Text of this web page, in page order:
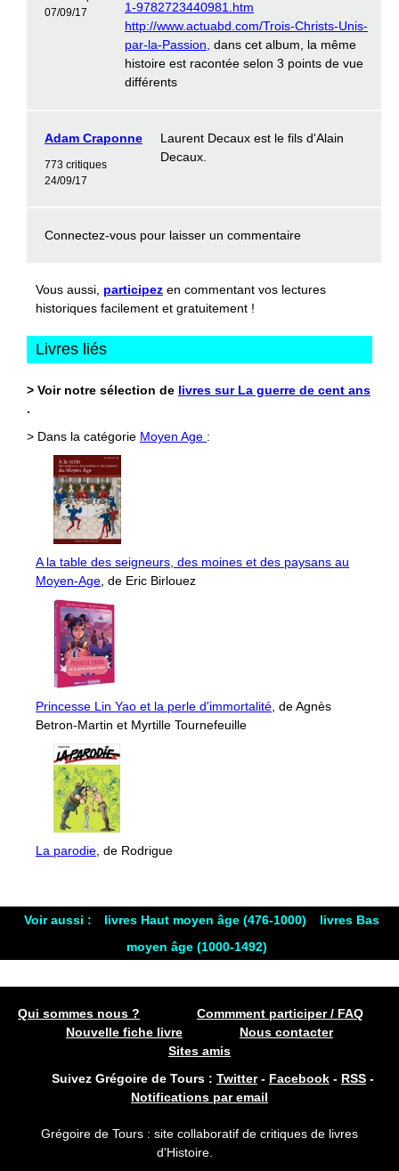
07/09/17
1-9782723440981.htm
http://www.actuabd.com/Trois-Christs-Unis-
par-la-Passion, dans cet album, la même
histoire est racontée selon 3 points de vue
différents
Adam Craponne
773 critiques
24/09/17
Laurent Decaux est le fils d'Alain
Decaux.
Connectez-vous pour laisser un commentaire
Vous aussi, participez en commentant vos lectures
historiques facilement et gratuitement !
Livres liés
> Voir notre sélection de livres sur La guerre de cent ans
.
> Dans la catégorie Moyen Age :
A la table des seigneurs, des moines et des paysans au
Moyen-Age, de Eric Birlouez
Princesse Lin Yao et la perle d'immortalité, de Agnès
Betron-Martin et Myrtille Tournefeuille
La parodie, de Rodrigue
Voir aussi : livres Haut moyen âge (476-1000)
livres Bas
moyen âge (1000-1492)
Qui sommes nous ?
Commment participer / FAQ
Nouvelle fiche livre
Nous contacter
Sites amis
Suivez Grégoire de Tours : Twitter- Facebook - RSS -
Notifications par email
Grégoire de Tours : site collaboratif de critiques de livres
d'Histoire.